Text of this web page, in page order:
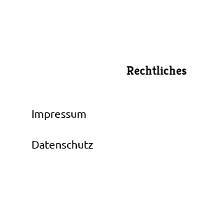
Rechtliches
Impressum
Datenschutz